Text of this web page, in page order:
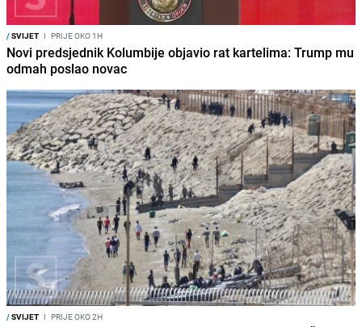
/SVIJET I PRIJE OKO 1H
Novi predsjednik Kolumbije objavio rat kartelima: Trump mu
odmah poslao novac
/SVIJET I PRIJE OKO 2H